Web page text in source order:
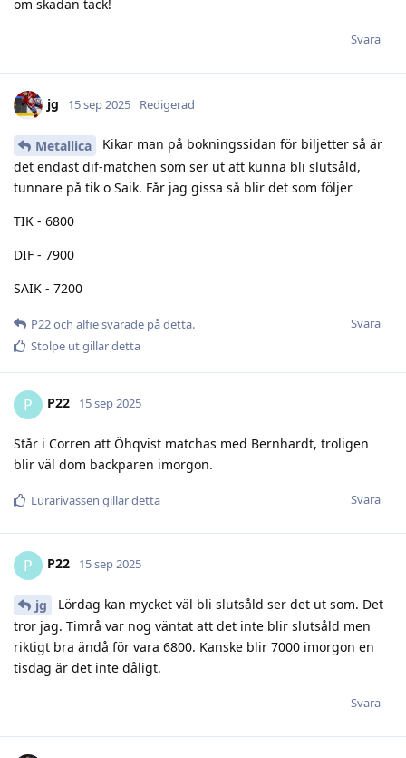
om skadan tack!
Svara
jg 15 sep 2025 Redigerad
Metallica
Kikar man på bokningssidan för biljetter så är
det endast dif-matchen som ser ut att kunna bli slutsåld,
tunnare på tik o Saik. Får jag gissa så blir det som följer
TIK - 6800
DIF - 7900
SAIK - 7200
Svara
P22och alfiesvarade på detta.
Stolpe utgillar detta
P P22 15 sep 2025
Står i Corren att Öhqvist matchas med Bernhardt, troligen
blir väl dom backparen imorgon.
Svara
Lurarivassen gillar detta
P P22 15 sep 2025
jg
Lördag kan mycket väl bli slutsåld ser det ut som. Det
tror jag. Timrå var nog väntat att det inte blir slutsåld men
riktigt bra ändå för vara 6800. Kanske blir 7000 imorgon en
tisdag är det inte dåligt.
Svara